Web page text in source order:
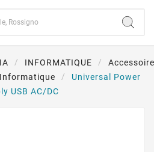
INFORMATIQUE
Universal Power
USB AC/DC